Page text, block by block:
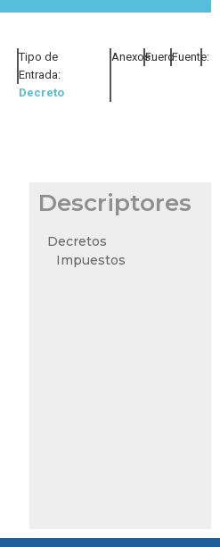
Tipo de
Entrada:
Decreto
Anexos:Fuero:Fuente:
Descriptores
Decretos
Impuestos